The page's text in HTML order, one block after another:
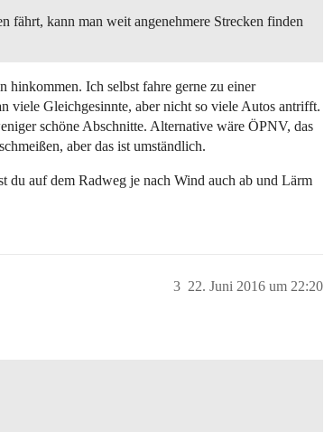
fährt, kann man weit angenehmere Strecken finden
hinkommen. Ich selbst fahre gerne zu einer
viele Gleichgesinnte, aber nicht so viele Autos antrifft.
schöne Abschnitte. Alternative wäre ÖPNV, das
aber das ist umständlich.
du auf dem Radweg je nach Wind auch ab und Lärm
22. Juni 2016 um 22:20
3